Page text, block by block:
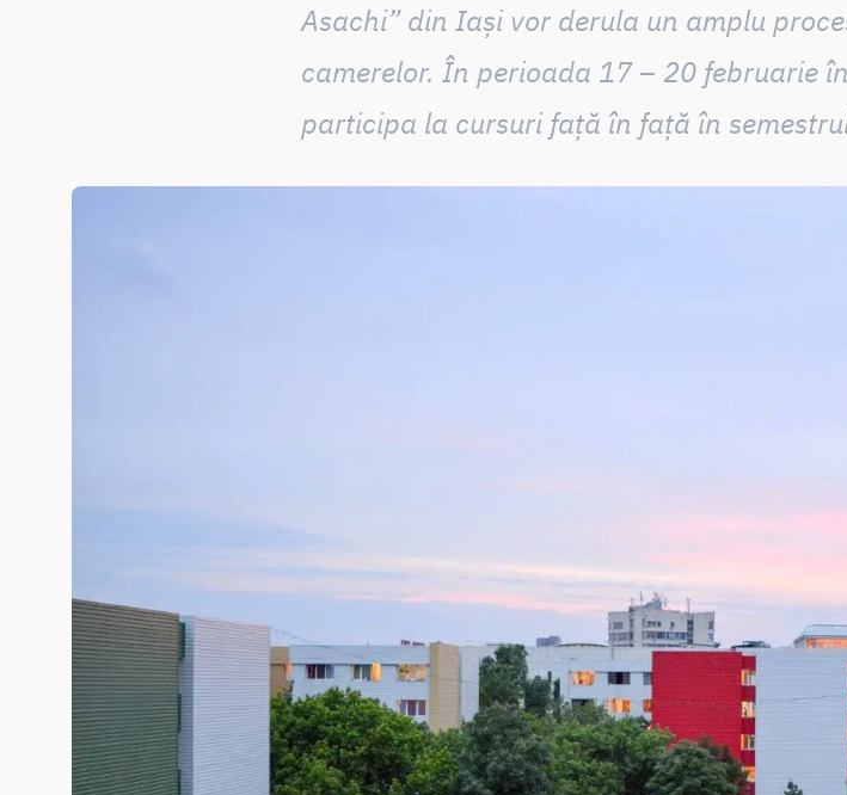
Asachi” din Iași vor derula un amplu
camerelor. În perioada 17 – 20 februarie
participa la cursuri față în față în